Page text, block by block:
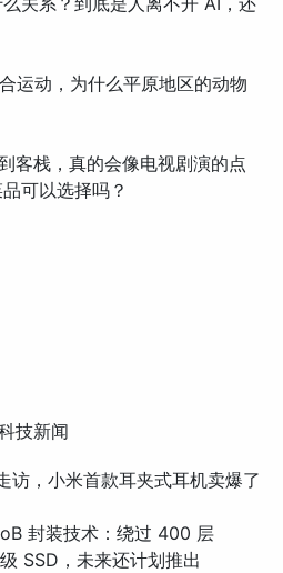
运动，为什么平原地区的动物
客栈，真的会像电视剧演的点
可以选择吗？
技新闻
访，小米首款耳夹式耳机卖爆了
封装技术：绕过 400 层
SSD，未来还计划推出